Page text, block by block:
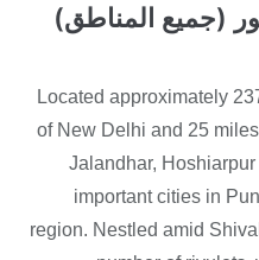
(جميع المناطق)
Located approximately
of New Delhi and 25
Jalandhar,
important cities in
region. Nestled amid